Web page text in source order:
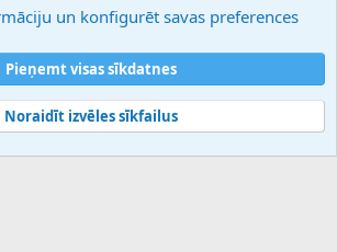
® © 2010-2025 XenForo Ltd.
un konfigurēt savas preferences
Pieņemt visas sīkdatnes
Noraidīt izvēles sīkfailus